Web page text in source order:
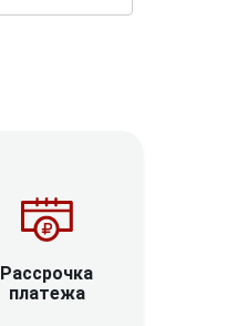
Рассрочка
платежа